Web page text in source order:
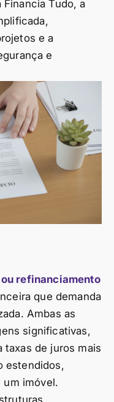
Tudo, a
e a
e
refinanciamento
que demanda
Ambas as
significativas,
taxas de juros mais
estendidos,
um imóvel.